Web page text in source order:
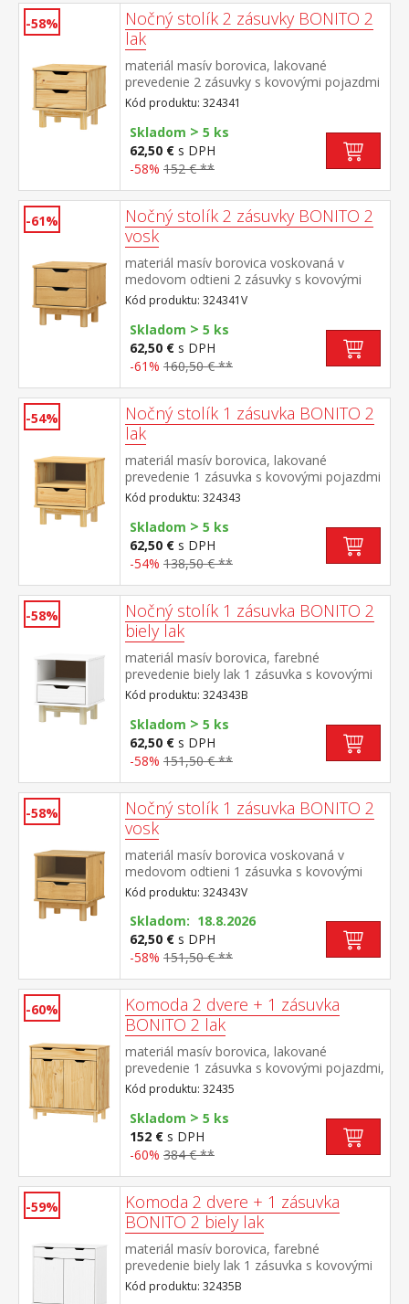
-58%
Nočný stolík 2 zásuvky BONITO 2
lak
materiál masív borovica, lakované
prevedenie 2 zásuvky s kovovými pojazdmi
Kód produktu: 324341
Skladom > 5 ks
62,50 € s DPH
-58% 152 € **
-61%
Nočný stolík 2 zásuvky BONITO 2
vosk
materiál masív borovica voskovaná v
medovom odtieni 2 zásuvky s kovovými
pojazdmi
Kód produktu: 324341V
Skladom > 5 ks
62,50 € s DPH
-61% 160,50 € **
-54%
Nočný stolík 1 zásuvka BONITO 2
lak
materiál masív borovica, lakované
prevedenie 1 zásuvka s kovovými pojazdmi
Kód produktu: 324343
Skladom > 5 ks
62,50 € s DPH
-54% 138,50 € **
-58%
Nočný stolík 1 zásuvka BONITO 2
biely lak
materiál masív borovica, farebné
prevedenie biely lak 1 zásuvka s kovovými
pojazdmi
Kód produktu: 324343B
Skladom > 5 ks
62,50 € s DPH
-58% 151,50 € **
-58%
Nočný stolík 1 zásuvka BONITO 2
vosk
materiál masív borovica voskovaná v
medovom odtieni 1 zásuvka s kovovými
pojazdmi
Kód produktu: 324343V
Skladom: 18.8.2026
62,50 € s DPH
-58% 151,50 € **
-60%
Komoda 2 dvere + 1 zásuvka
BONITO 2 lak
materiál masív borovica, lakované
prevedenie 1 zásuvka s kovovými pojazdmi,
2 dvierka, 1 polica
Kód produktu: 32435
Skladom > 5 ks
152 € s DPH
-60% 384 € **
-59%
Komoda 2 dvere + 1 zásuvka
BONITO 2 biely lak
materiál masív borovica, farebné
prevedenie biely lak 1 zásuvka s kovovými
pojazdmi, 2 dvierka, 1 polica
Kód produktu: 32435B